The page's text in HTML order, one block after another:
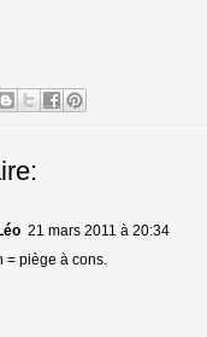
21 mars 2011 à 20:34
= piège à cons.